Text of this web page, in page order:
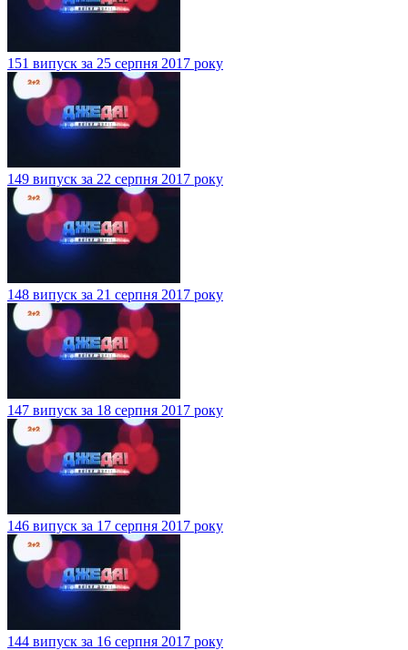
151 випуск за 25 серпня 2017 року
149 випуск за 22 серпня 2017 року
148 випуск за 21 серпня 2017 року
147 випуск за 18 серпня 2017 року
146 випуск за 17 серпня 2017 року
144 випуск за 16 серпня 2017 року